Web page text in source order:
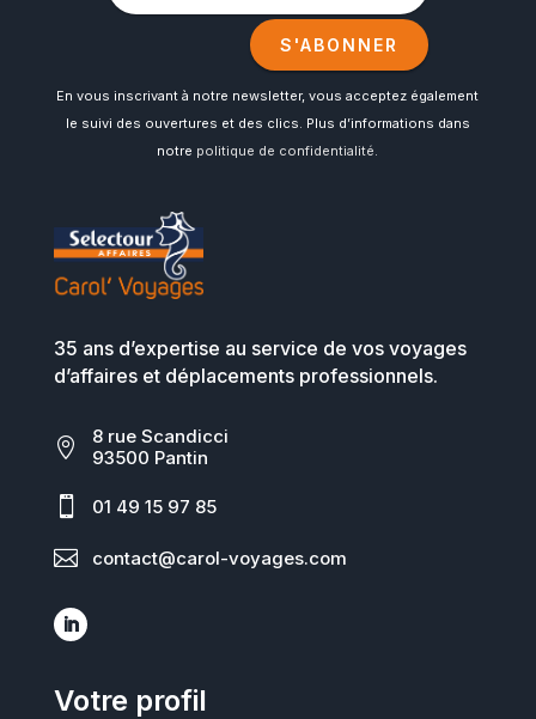
S'ABONNER
En vous inscrivant à notre newsletter, vous acceptez également
le suivi des ouvertures et des clics. Plus d’informations dans
notre politique de confidentialité.
35 ans d’expertise au service de vos voyages
d’affaires et déplacements professionnels.

8 rue Scandicci
93500 Pantin
 01 49 15 97 85
 contact@carol-voyages.com
Votre profil